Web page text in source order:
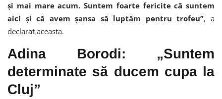
și mai mare acum. Suntem foarte fericite că suntem
aici și că avem șansa să luptăm pentru trofeu”, a
declarat aceasta.
Adina Borodi: „Suntem
determinate să ducem cupa la
Cluj”